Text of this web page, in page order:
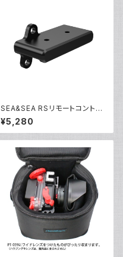
SEA&SEA RSリモートコントロ
ーラーブラケット [22534]
¥5,280